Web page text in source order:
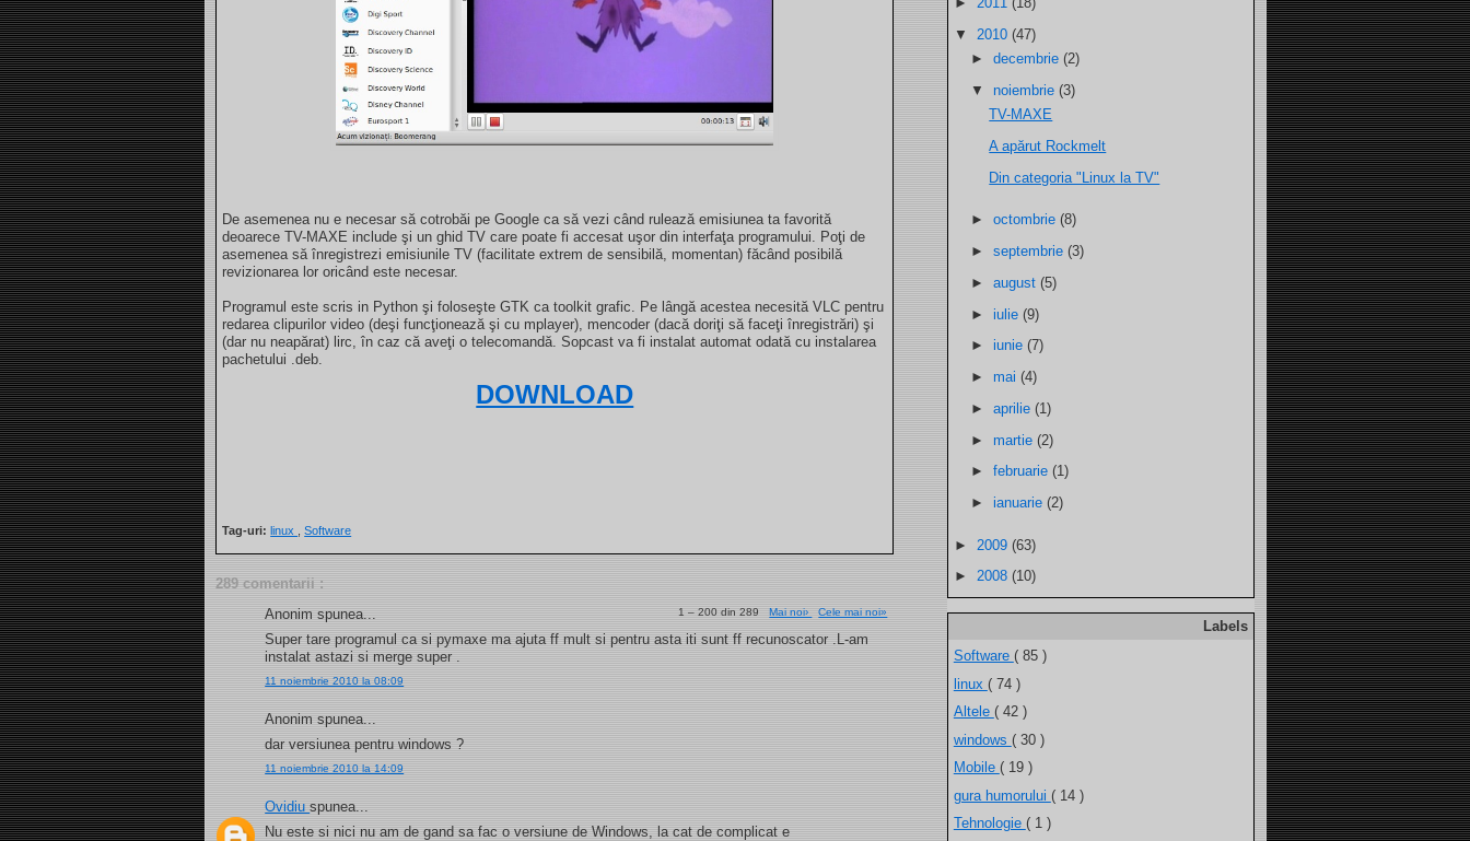
De asemenea nu e necesar să cotrobăi pe Google ca să vezi când rulează emisiunea ta favorită
deoarece TV-MAXE include şi un ghid TV care poate fi accesat uşor din interfaţa programului. Poţi de
asemenea să înregistrezi emisiunile TV (facilitate extrem de sensibilă, momentan) făcând posibilă
revizionarea lor oricând este necesar.
Programul este scris in Python şi foloseşte GTK ca toolkit grafic. Pe lângă acestea necesită VLC pentru
redarea clipurilor video (deşi funcţionează şi cu mplayer), mencoder (dacă doriţi să faceţi înregistrări) şi
(dar nu neapărat) lirc, în caz că aveţi o telecomandă. Sopcast va fi instalat automat odată cu instalarea
pachetului .deb.
DOWNLOAD
Tag-uri: linux ,Software
289 comentarii :
1 – 200 din 289Mai noi› Cele mai noi»
Anonim spunea...
Super tare programul ca si pymaxe ma ajuta ff mult si pentru asta iti sunt ff recunoscator .L-am
instalat astazi si merge super .
11 noiembrie 2010 la 08:09
Anonim spunea...
dar versiunea pentru windows ?
11 noiembrie 2010 la 14:09
Ovidiuspunea...
Nu este si nici nu am de gand sa fac o versiune de Windows, la cat de complicat e
▼ 2010 (47)
►decembrie(2)
▼noiembrie(3)
TV-MAXE
A apărut Rockmelt
Din categoria "Linux la TV"
►octombrie(8)
►septembrie(3)
►august(5)
►iulie(9)
►iunie(7)
►mai(4)
►aprilie(1)
►martie(2)
►februarie(1)
►ianuarie(2)
► 2009 (63)
► 2008 (10)
Labels
Software ( 85 )
linux ( 74 )
Altele ( 42 )
windows ( 30 )
Mobile ( 19 )
gura humorului ( 14 )
Tehnologie ( 1 )